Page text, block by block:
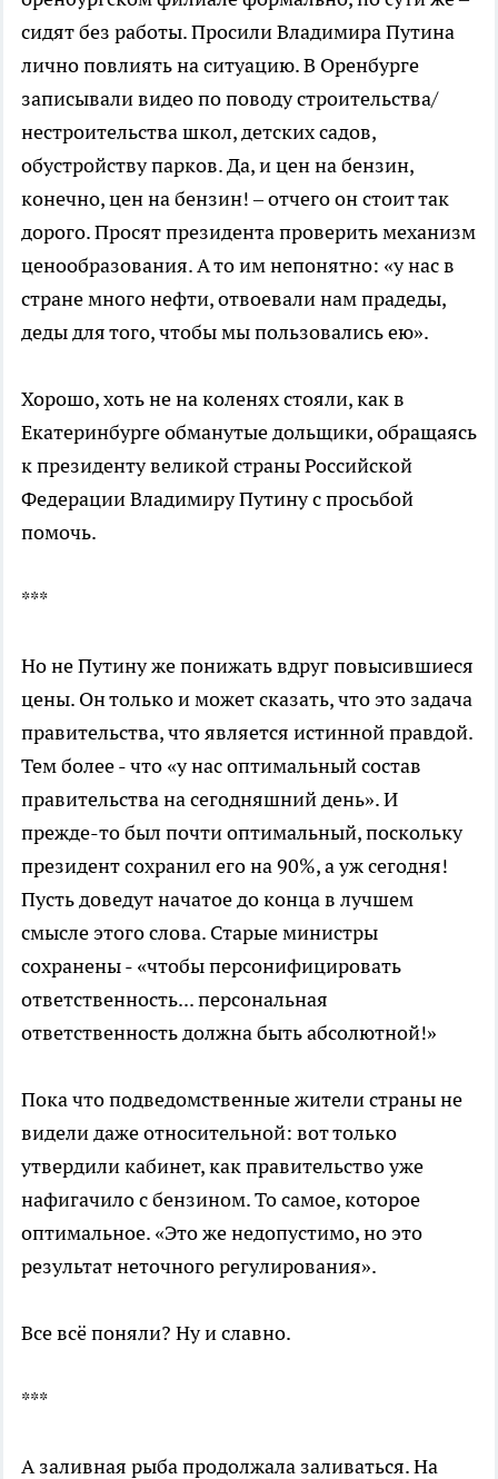
сидят без работы. Просили Владимира Путина
лично повлиять на ситуацию. В Оренбурге
записывали видео по поводу строительства/
нестроительства школ, детских садов,
обустройству парков. Да, и цен на бензин,
конечно, цен на бензин! – отчего он стоит так
дорого. Просят президента проверить механизм
ценообразования. А то им непонятно: «у нас в
стране много нефти, отвоевали нам прадеды,
деды для того, чтобы мы пользовались ею».
Хорошо, хоть не на коленях стояли, как в
Екатеринбурге обманутые дольщики, обращаясь
к президенту великой страны Российской
Федерации Владимиру Путину с просьбой
помочь.
***
Но не Путину же понижать вдруг повысившиеся
цены. Он только и может сказать, что это задача
правительства, что является истинной правдой.
Тем более - что «у нас оптимальный состав
правительства на сегодняшний день». И
прежде-то был почти оптимальный, поскольку
президент сохранил его на 90%, а уж сегодня!
Пусть доведут начатое до конца в лучшем
смысле этого слова. Старые министры
сохранены - «чтобы персонифицировать
ответственность... персональная
ответственность должна быть абсолютной!»
Пока что подведомственные жители страны не
видели даже относительной: вот только
утвердили кабинет, как правительство уже
нафигачило с бензином. То самое, которое
оптимальное. «Это же недопустимо, но это
результат неточного регулирования».
Все всё поняли? Ну и славно.
***
А заливная рыба продолжала заливаться. На